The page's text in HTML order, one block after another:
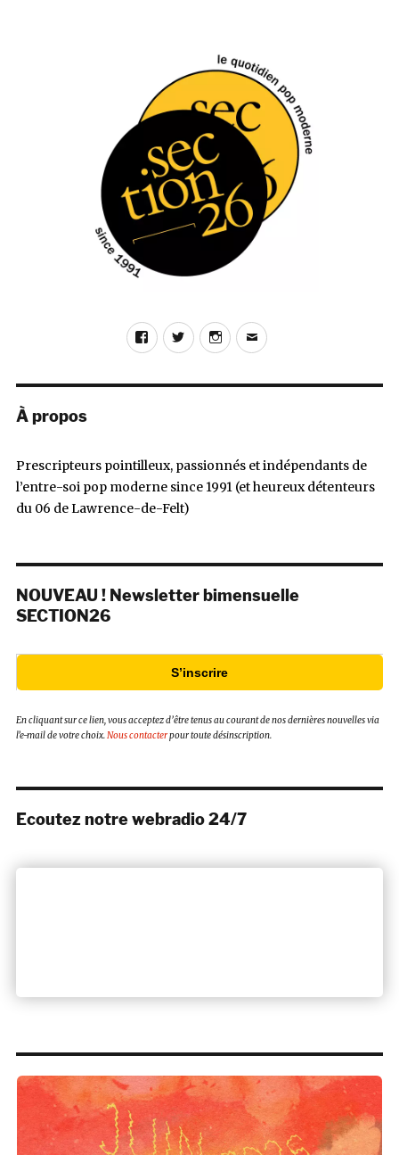
FacebookTwitterInstagram
E-
À propos
Prescripteurs pointilleux, passionnés et indépendants de
l’entre-soi pop moderne since 1991 (et heureux détenteurs
du 06 de Lawrence-de-Felt)
NOUVEAU ! Newsletter bimensuelle
SECTION26
S’inscrire
En cliquant sur ce lien, vous acceptez d’être tenus au courant de nos dernières nouvelles via
l’e-mail de votre choix.Nous contacterpour toute désinscription.
Ecoutez notre webradio 24/7